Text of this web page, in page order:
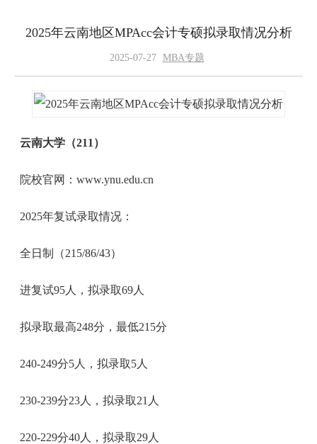
2025年云南地区MPAcc会计专硕拟录取情况分析
2025-07-27 MBA专题
云南大学（211）
院校官网：www.ynu.edu.cn
2025年复试录取情况：
全日制（215/86/43）
进复试95人，拟录取69人
拟录取最高248分，最低215分
240-249分5人，拟录取5人
230-239分23人，拟录取21人
220-229分40人，拟录取29人